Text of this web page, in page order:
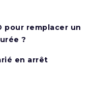
pour remplacer un
?
en arrêt